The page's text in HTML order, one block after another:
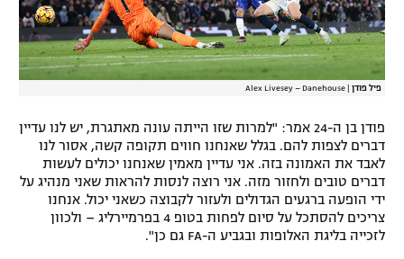
תגיות
המגזין
פיל פודן Alex Livesey – Danehouse
פודן בן ה-24 אמר: "למרות שזו הייתה עונה מאתגרת, יש לנו עדיין
דברים לצפות להם. בגלל שאנחנו חווים תקופה קשה, אסור לנו
לאבד את האמונה בזה. אני עדיין מאמין שאנחנו יכולים לעשות
דברים טובים ולחזור מזה. אני רוצה לנסות להראות שאני מנהיג על
ידי הופעה ברגעים הגדולים ולעזור לקבוצה כשאני יכול. אנחנו
צריכים להסתכל על סיום לפחות בטופ 4 בפרמיירליג – ולכוון
לזכייה בליגת האלופות ובגביע ה-FA גם כן".